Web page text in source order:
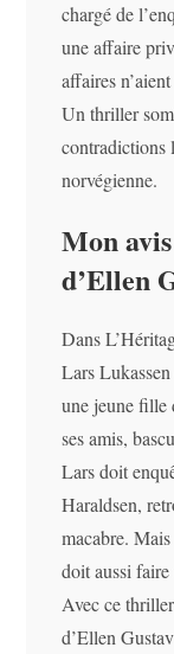
chargé de
une affaire
affaires
Un thriller
contradictions
norvégienne.
Mon
d’Ellen
Dans
Lars
une jeune fille
ses amis,
Lars doit
Haraldsen,
macabre.
doit aussi
Avec ce
d’Ellen